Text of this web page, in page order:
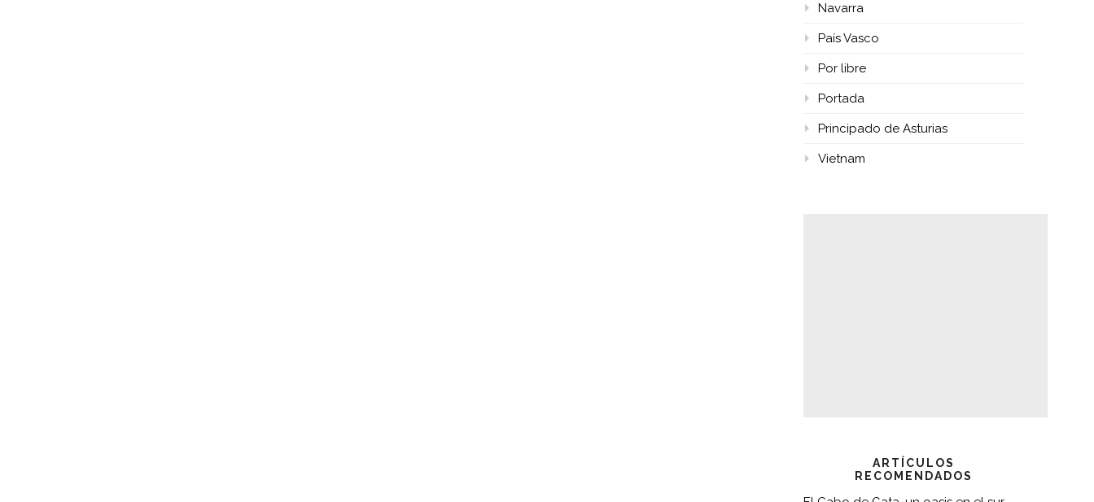
Navarra
País Vasco
Por libre
Portada
Principado de Asturias
Vietnam
ARTÍCULOS
RECOMENDADOS